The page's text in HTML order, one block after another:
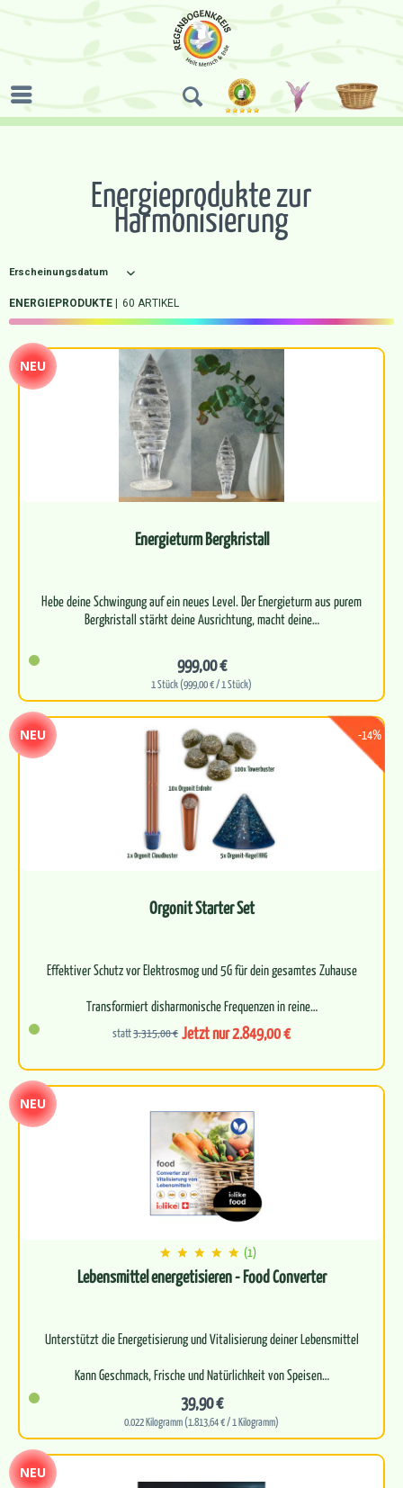
Energieprodukte zur
Harmonisierung
ENERGIEPRODUKTE 60 ARTIKEL
NEU
Energieturm Bergkristall
Hebe deine Schwingung auf ein neues Level. Der Energieturm aus purem
Bergkristall stärkt deine Ausrichtung, macht deine…
999,00 €
1 Stück (999,00 € / 1 Stück)
-14%
NEU
Orgonit Starter Set
Effektiver Schutz vor Elektrosmog und 5G für dein gesamtes Zuhause
Transformiert disharmonische Frequenzen in reine…
statt3.315,00 € Jetzt nur 2.849,00 €
NEU
(1)
Lebensmittel energetisieren - Food Converter
Unterstützt die Energetisierung und Vitalisierung deiner Lebensmittel
Kann Geschmack, Frische und Natürlichkeit von Speisen…
39,90 €
0.022 Kilogramm (1.813,64 € / 1 Kilogramm)
NEU